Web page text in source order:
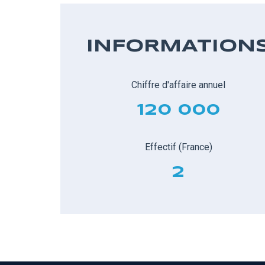
Chiffre d'affaire annuel
120 000
Effectif (France)
2